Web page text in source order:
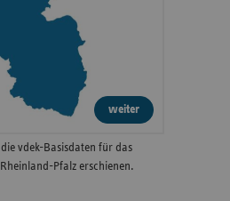
weiter
vdek-Basisdaten für das
Pfalz erschienen.